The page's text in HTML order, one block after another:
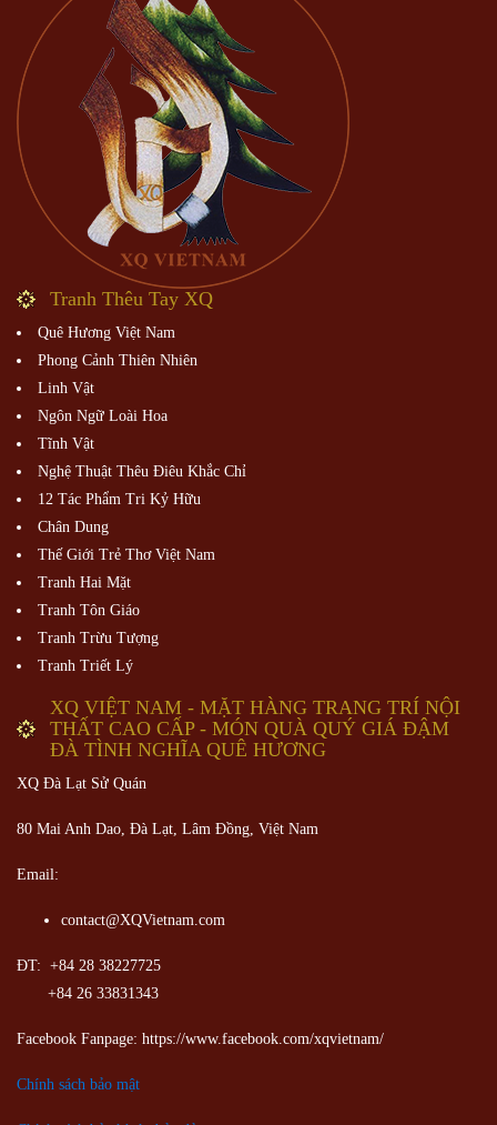
Tranh Thêu Tay XQ
Quê Hương Việt Nam
Phong Cảnh Thiên Nhiên
Linh Vật
Ngôn Ngữ Loài Hoa
Tĩnh Vật
Nghệ Thuật Thêu Điêu Khắc Chỉ
12 Tác Phẩm Tri Kỷ Hữu
Chân Dung
Thế Giới Trẻ Thơ Việt Nam
Tranh Hai Mặt
Tranh Tôn Giáo
Tranh Trừu Tượng
Tranh Triết Lý
XQ VIỆT NAM - MẶT HÀNG TRANG TRÍ NỘI
THẤT CAO CẤP - MÓN QUÀ QUÝ GIÁ ĐẬM
ĐÀ TÌNH NGHĨA QUÊ HƯƠNG
XQ Đà Lạt Sử Quán
80 Mai Anh Dao, Đà Lạt, Lâm Đồng, Việt Nam
Email:
contact@XQVietnam.com
ĐT: +84 28 38227725
+84 26 33831343
Facebook Fanpage: https://www.facebook.com/xqvietnam/
Chính sách bảo mật